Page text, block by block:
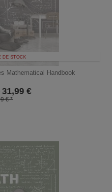
DE STOCK
Mathematical Handbook
31,99€
€ *